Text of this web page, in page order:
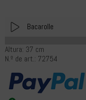
Bacarolle
Play
Altura: 37 cm
N.º de art.: 72754